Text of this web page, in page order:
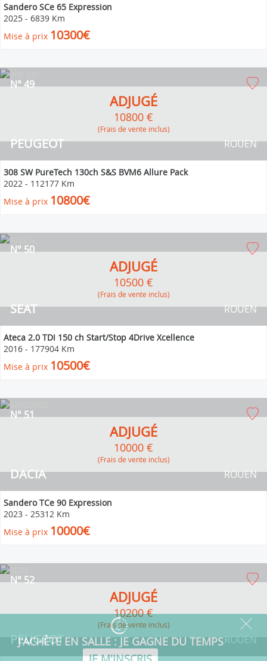
Sandero SCe 65 Expression
2025 - 6839 Km
Mise à prix 10300€
PEUGEOT
N° 49
ROUEN
ADJUGÉ
10800 €
(Frais de vente inclus)
308 SW PureTech 130ch S&S BVM6 Allure Pack
2022 - 112177 Km
Mise à prix 10800€
SEAT
N° 50
ROUEN
ADJUGÉ
10500 €
(Frais de vente inclus)
Ateca 2.0 TDI 150 ch Start/Stop 4Drive Xcellence
2016 - 177904 Km
Mise à prix 10500€
DACIA
N° 51
ROUEN
ADJUGÉ
10000 €
(Frais de vente inclus)
Sandero TCe 90 Expression
2023 - 25312 Km
Mise à prix 10000€
PEUGEOT
N° 52
ROUEN
ADJUGÉ
10200 €
(Frais de vente inclus)